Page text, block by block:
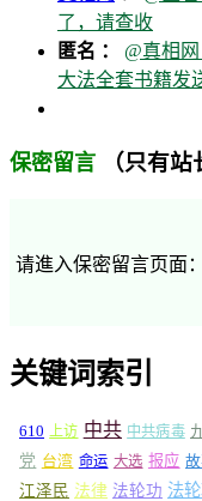
了，请查收
匿名 ： @真相
大法全套书籍发
保密留言 （只有站
请進入保密留言页面：
关键词索引
610 上访 中共 中共病毒
党 台湾 命运 大选 报应
江泽民 法律 法轮功 法